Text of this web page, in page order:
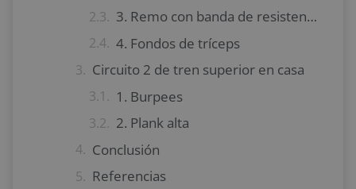
3. Remo con banda de resistencia
4. Fondos de tríceps
Circuito 2 de tren superior en casa
1. Burpees
2. Plank alta
Conclusión
Referencias